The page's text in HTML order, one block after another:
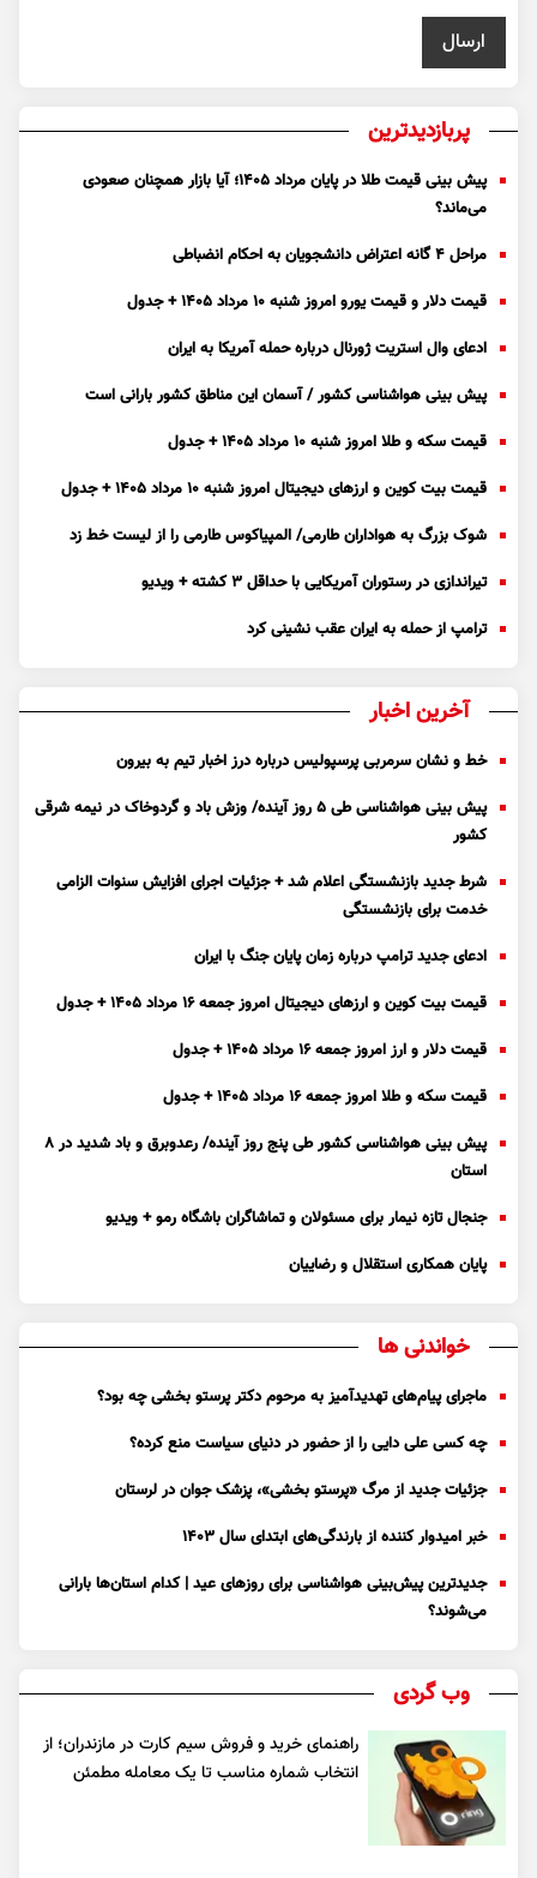
پربازدیدترین
پیش بینی قیمت طلا در پایان مرداد 1405؛ آیا بازار همچنان صعودی
می‌ماند؟
مراحل ۴ گانه اعتراض دانشجویان به احکام انضباطی
قیمت دلار و قیمت یورو امروز شنبه ۱۰ مرداد ۱۴۰۵ + جدول
ادعای وال استریت ژورنال درباره حمله آمریکا به ایران
پیش بینی هواشناسی کشور / آسمان این مناطق کشور بارانی است
قیمت سکه و طلا امروز شنبه ۱۰ مرداد ۱۴۰۵ + جدول
قیمت بیت کوین و ارز‌های دیجیتال امروز شنبه ۱۰ مرداد ۱۴۰۵ + جدول
شوک بزرگ به هواداران طارمی/ المپیاکوس طارمی را از لیست خط زد
تیراندازی در رستوران آمریکایی با حداقل ۳ کشته + ویدیو
ترامپ از حمله به ایران عقب نشینی کرد
آخرین اخبار
خط و نشان سرمربی پرسپولیس درباره درز اخبار تیم به بیرون
پیش بینی هواشناسی طی ۵ روز آینده/ وزش باد و گردوخاک در نیمه شرقی
کشور
شرط جدید بازنشستگی اعلام شد + جزئیات اجرای افزایش سنوات الزامی
خدمت برای بازنشستگی
ادعای جدید ترامپ درباره زمان پایان جنگ با ایران
قیمت بیت کوین و ارز‌های دیجیتال امروز جمعه ۱۶ مرداد ۱۴۰۵ + جدول
قیمت دلار و ارز امروز جمعه ۱۶ مرداد ۱۴۰۵ + جدول
قیمت سکه و طلا امروز جمعه ۱۶ مرداد ۱۴۰۵ + جدول
پیش بینی هواشناسی کشور طی پنج روز آینده/ رعدوبرق و باد شدید در ۸
استان
جنجال تازه نیمار برای مسئولان و تماشاگران باشگاه رمو + ویدیو
پایان همکاری استقلال و رضاییان
خواندنی ها
ماجرای پیام‌های تهدیدآمیز به مرحوم دکتر پرستو بخشی چه بود؟
چه کسی علی دایی را از حضور در دنیای سیاست منع کرده؟
جزئیات جدید از مرگ «پرستو بخشی»، پزشک جوان در لرستان
خبر امیدوار کننده از بارندگی‌های ابتدای سال ۱۴۰۳
جدیدترین پیش‌بینی هواشناسی برای روزهای عید | کدام استان‌ها بارانی
می‌شوند؟
وب گردی
راهنمای خرید و فروش سیم کارت در مازندران؛ از
انتخاب شماره مناسب تا یک معامله مطمئن